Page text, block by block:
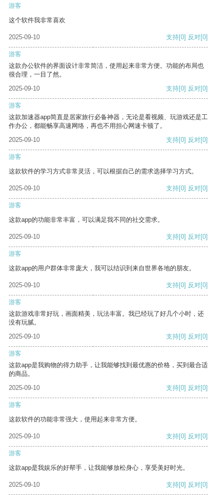
游客
这个软件我非常喜欢
2025-09-10 支持[0] 反对[0]
游客
这款办公软件的界面设计非常简洁，使用起来非常方便。功能的布局也
很合理，一目了然。
2025-09-10
支持[0] 反对[0]
游客
这款加速器app简直是居家旅行必备神器，无论是看视频、玩游戏还是工
作办公，都能畅享高速网络，再也不用担心网速卡顿了。
2025-09-10
支持[0] 反对[0]
游客
这款软件的学习方式非常灵活，可以根据自己的需求选择学习方式。
2025-09-10 支持[0] 反对[0]
游客
这款app的功能非常丰富，可以满足我不同的社交需求。
2025-09-10 支持[0] 反对[0]
游客
这款app的用户群体非常庞大，我可以结识到来自世界各地的朋友。
2025-09-10 支持[0] 反对[0]
游客
这款游戏非常好玩，画面精美，玩法丰富。我已经玩了好几个小时，还
没有玩腻。
2025-09-10
支持[0] 反对[0]
游客
这款app是我购物的得力助手，让我能够找到最优惠的价格，买到最合适
的商品。
2025-09-10
支持[0] 反对[0]
游客
这款软件的功能非常强大，使用起来非常方便。
2025-09-10 支持[0] 反对[0]
游客
这款app是我娱乐的好帮手，让我能够放松身心，享受美好时光。
2025-09-10 支持[0] 反对[0]